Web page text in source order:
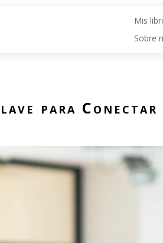
Mis
Sobre
para Conectar